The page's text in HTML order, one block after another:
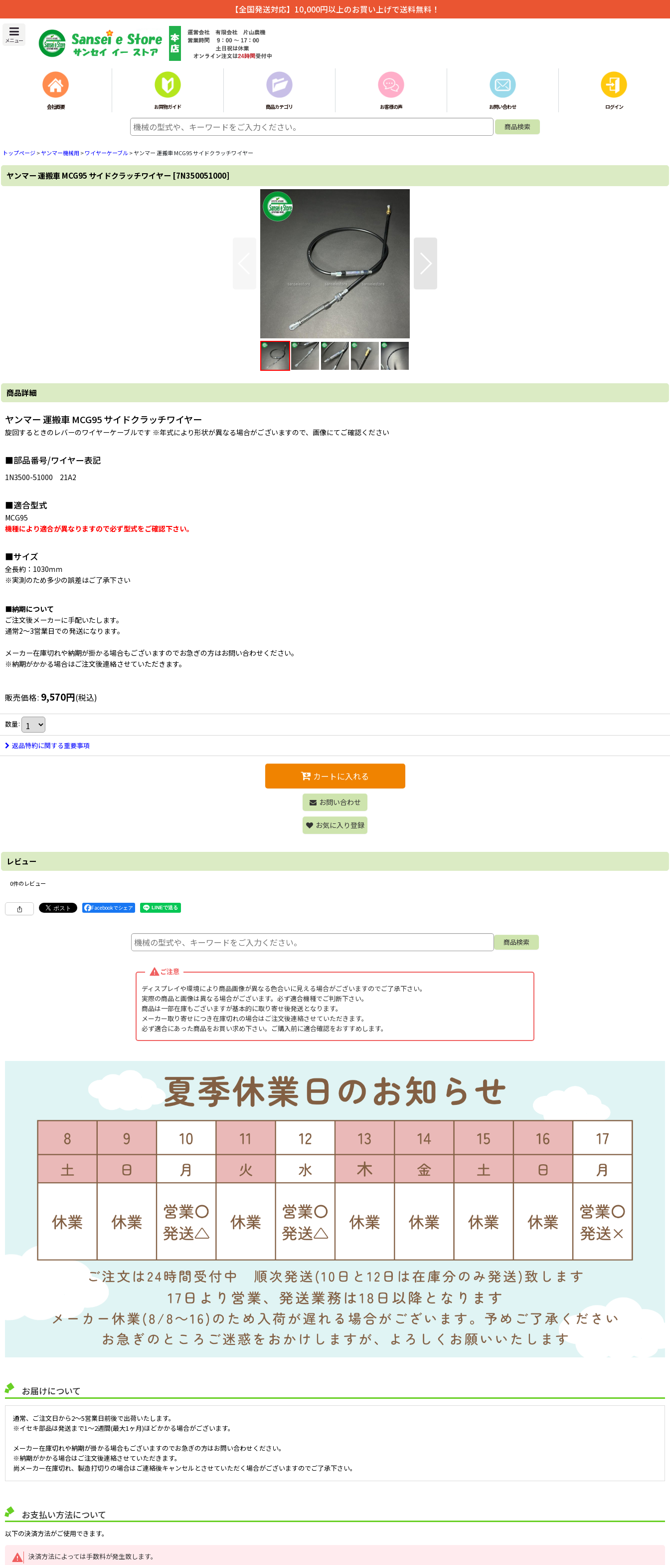
【全国発送対応】10,000円以上のお買い上げで送料無料！
メニュー
会社概要 お買物ガイド 商品カテゴリ お客様の声 お問い合わせ ログイン
トップページ>ヤンマー機械用 >ワイヤーケーブル>ヤンマー 運搬車 MCG95 サイドクラッチワイヤー
ヤンマー 運搬車 MCG95 サイドクラッチワイヤー [7N350051000]
商品詳細
ヤンマー 運搬車 MCG95 サイドクラッチワイヤー
旋回するときのレバーのワイヤーケーブルです ※年式により形状が異なる場合がございますので、画像にてご確認ください
■部品番号/ワイヤー表記
1N3500-51000 21A2
■適合型式
MCG95
機種により適合が異なりますので必ず型式をご確認下さい。
■サイズ
全長約：1030ｍｍ
※実測のため多少の誤差はご了承下さい
■納期について
ご注文後メーカーに手配いたします。
通常2〜3営業日での発送になります。
メーカー在庫切れや納期が掛かる場合もございますのでお急ぎの方はお問い合わせください。
※納期がかかる場合はご注文後連絡させていただきます。
販売価格: 9,570円(税込)
数量:
返品特約に関する重要事項
カートに入れる
お問い合わせ
お気に入り登録
レビュー
0件のレビュー
Facebookでシェア
ご注意
ディスプレイや環境により商品画像が異なる色合いに見える場合がございますのでご了承下さい。
実際の商品と画像は異なる場合がございます。必ず適合機種でご判断下さい。
商品は一部在庫もございますが基本的に取り寄せ後発送となります。
メーカー取り寄せにつき在庫切れの場合はご注文後連絡させていただきます。
必ず適合にあった商品をお買い求め下さい。ご購入前に適合確認をおすすめします。
お届けについて
通常、ご注文日から2～5営業日前後で出荷いたします。
※イセキ部品は発送まで1～2週間(最大1ヶ月)ほどかかる場合がございます。
メーカー在庫切れや納期が掛かる場合もございますのでお急ぎの方はお問い合わせください。
※納期がかかる場合はご注文後連絡させていただきます。
尚メーカー在庫切れ、製造打切りの場合はご連絡後キャンセルとさせていただく場合がございますのでご了承下さい。
お支払い方法について
以下の決済方法がご使用できます。
決済方法によっては手数料が発生致します。